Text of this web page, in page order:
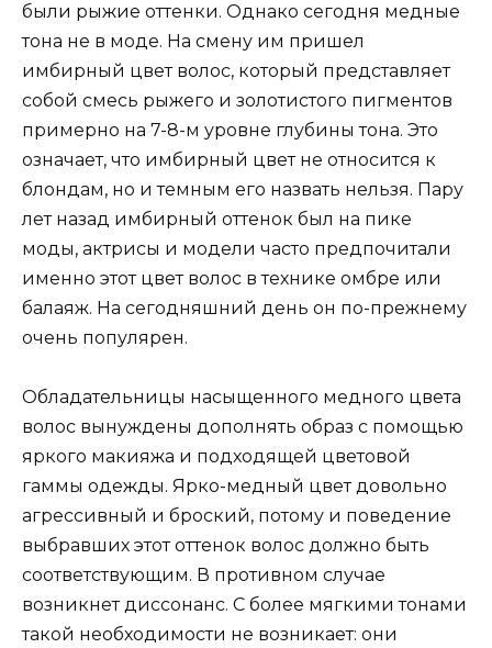
были рыжие оттенки. Однако сегодня медные
тона не в моде. На смену им пришел
имбирный цвет волос, который представляет
собой смесь рыжего и золотистого пигментов
примерно на 7-8-м уровне глубины тона. Это
означает, что имбирный цвет не относится к
блондам, но и темным его назвать нельзя. Пару
лет назад имбирный оттенок был на пике
моды, актрисы и модели часто предпочитали
именно этот цвет волос в технике омбре или
балаяж. На сегодняшний день он по-прежнему
очень популярен.
Обладательницы насыщенного медного цвета
волос вынуждены дополнять образ с помощью
яркого макияжа и подходящей цветовой
гаммы одежды. Ярко-медный цвет довольно
агрессивный и броский, потому и поведение
выбравших этот оттенок волос должно быть
соответствующим. В противном случае
возникнет диссонанс. С более мягкими тонами
такой необходимости не возникает: они